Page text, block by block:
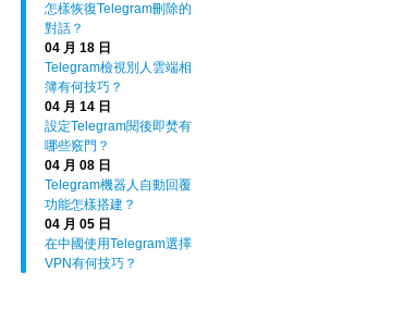
怎樣恢復Telegram刪除的
對話？
04 月 18 日
Telegram檢視別人雲端相
簿有何技巧？
04 月 14 日
設定Telegram閱後即焚有
哪些竅門？
04 月 08 日
Telegram機器人自動回覆
功能怎樣搭建？
04 月 05 日
在中國使用Telegram選擇
VPN有何技巧？